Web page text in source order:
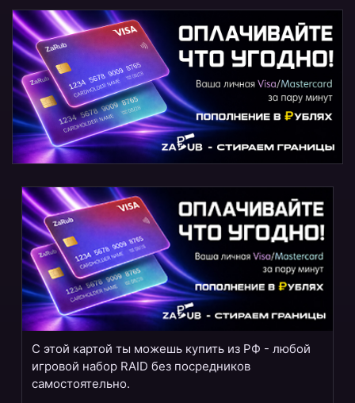
С этой картой ты можешь купить из РФ - любой
игровой набор RAID без посредников
самостоятельно.